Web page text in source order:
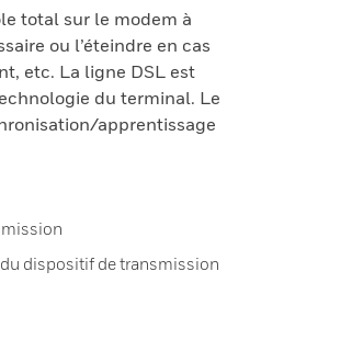
total sur le modem à
ou l’éteindre en cas
etc. La ligne DSL est
du terminal. Le
apprentissage
dispositif de transmission